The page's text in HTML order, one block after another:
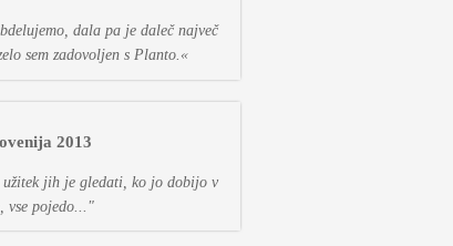
dala pa je daleč največ
sem zadovoljen s Planto.«
2013
užitek jih je gledati, ko jo dobijo v
vse pojedo..."